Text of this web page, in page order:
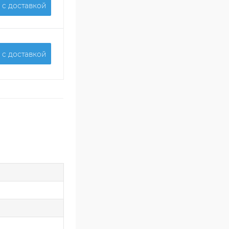
доставкой
доставкой